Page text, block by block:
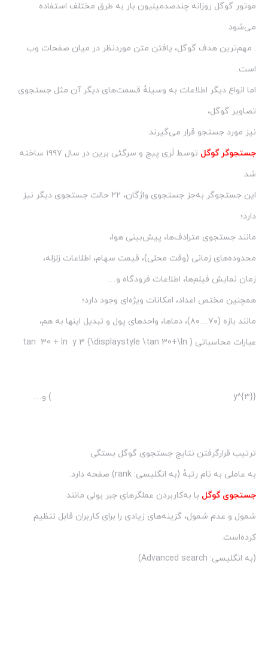
موتور گوگل روزانه چندصدمیلیون بار به طرق مختلف استفاده
می‌شود
. مهم‌ترین هدف گوگل، یافتن متن موردنظر در میان صفحات وب
است.
اما انواع دیگر اطلاعات به وسیلهٔ قسمت‌های دیگر آن مثل جستجوی
تصاویر گوگل،
نیز مورد جستجو قرار می‌گیرند.
جستجوگر گوگل
توسط لَری پیج و سرگئی برین در سال ۱۹۹۷ ساخته
شد.
این جستجوگر به‌جز جستجوی واژگان، ۲۲ حالت جستجوی دیگر نیز
دارد؛
مانند جستجوی مترادف‌ها، پیش‌بینی هوا،
محدوده‌های زمانی (وقت محلی)، قیمت سهام، اطلاعات زلزله،
زمان نمایش فیلم‌ها، اطلاعات فرودگاه و…
همچنین مختص اعداد، امکانات ویژه‌ای وجود دارد؛
مانند بازه (۷۰…۸۰)، دماها، واحدهای پول و تبدیل اینها به هم،
عبارات محاسباتی ( tan ⁡ 30 + ln ⁡ y 3 {\displaystyle \tan 30+\ln
y^{3}} ) و…
ترتیب قرارگرفتن نتایج جستجوی گوگل بستگی
به عاملی به نام رتبهٔ (به انگلیسی: rank) صفحه دارد.
جستجوی گوگل با به‌کاربردن عملگرهای جبر بولی مانند
شمول و عدم شمول، گزینه‌های زیادی را برای کاربران قابل تنظیم
کرده‌است.
(به انگلیسی: Advanced search
)